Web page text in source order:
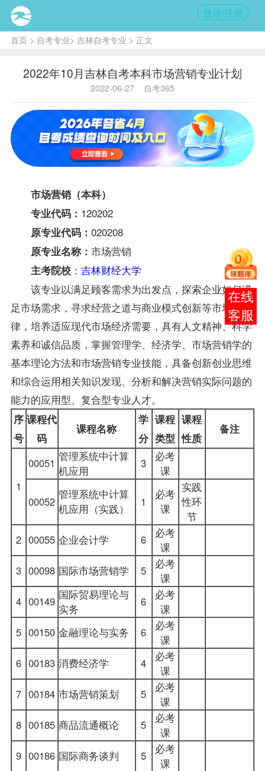
登录/注册
首页> 自考专业> 吉林自考专业 > 正文
2022年10月吉林自考本科市场营销专业计划
2022-06-27 自考365
市场营销（本科）
专业代码： 120202
原专业代码： 020208
原专业名称： 市场营销
主考院校： 吉林财经大学
该专业以满足顾客需求为出发点，探索企业如何满
足市场需求，寻求经营之道与商业模式创新等市场规
律，培养适应现代市场经济需要，具有人文精神、科学
素养和诚信品质，掌握管理学、经济学、 市场营销学的
基本理论方法和市场营销专业技能，具备创新创业思维
和综合运用相关知识发现、分析和解决营销实际问题的
能力的应用型、复合型专业人才。
序
号
课程代
码
课程名称
学
分
课程
类型
课程
性质
备注
1
00051 管理系统中计算
机应用
3
必考
课
00052
管理系统中计算
机应用（实践）
1
必考
课
实践
性环
节
2 00055 企业会计学 6
必考
课
3 00098 国际市场营销学 5
必考
课
4 00149 国际贸易理论与
实务
6
必考
课
5 00150 金融理论与实务 6
必考
课
6 00183 消费经济学 4
必考
课
7 00184 市场营销策划 5
必考
课
8 00185 商品流通概论 5
必考
课
9 00186 国际商务谈判 5
必考
课
报考
咨询